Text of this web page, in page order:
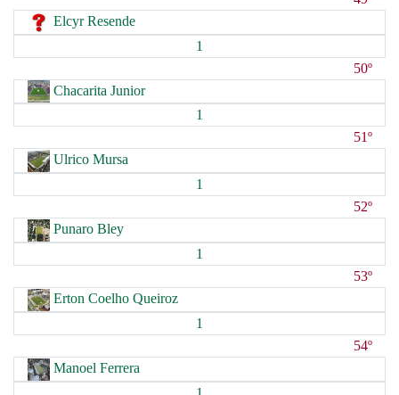
Elcyr Resende
1
50º
Chacarita Junior
1
51º
Ulrico Mursa
1
52º
Punaro Bley
1
53º
Erton Coelho Queiroz
1
54º
Manoel Ferrera